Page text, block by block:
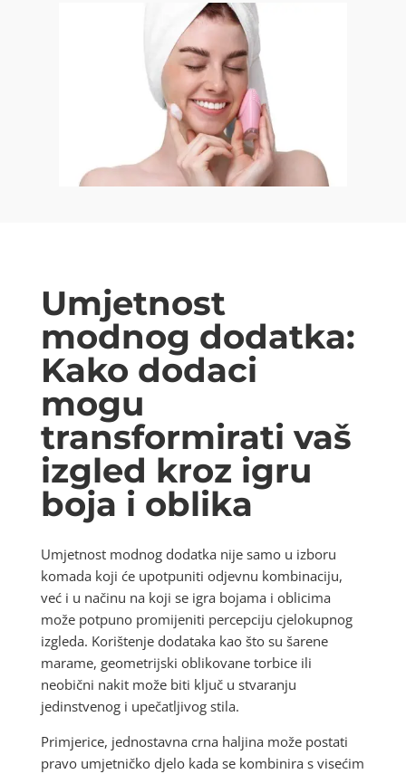
Umjetnost
modnog dodatka:
Kako dodaci
mogu
transformirati vaš
izgled kroz igru
boja i oblika
Umjetnost modnog dodatka nije samo u izboru
komada koji će upotpuniti odjevnu kombinaciju,
već i u načinu na koji se igra bojama i oblicima
može potpuno promijeniti percepciju cjelokupnog
izgleda. Korištenje dodataka kao što su šarene
marame, geometrijski oblikovane torbice ili
neobični nakit može biti ključ u stvaranju
jedinstvenog i upečatljivog stila.
Primjerice, jednostavna crna haljina može postati
pravo umjetničko djelo kada se kombinira s visećim